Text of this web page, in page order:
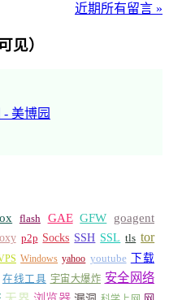
近期所有留言 »
见）
美博园
flash GAE GFW
goagent
p2p Socks SSH SSL tls tor
Windows yahoo youtube 下载
在线工具 宇宙大爆炸 安全网络